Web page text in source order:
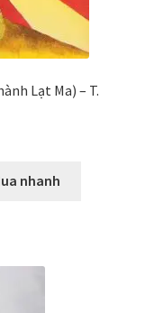
Lạt Ma) – T.
nhanh